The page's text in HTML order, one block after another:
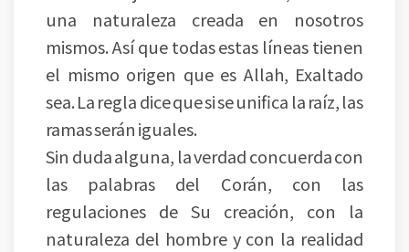
una naturaleza creada en nosotros
mismos. Así que todas estas líneas tienen
el mismo origen que es Allah, Exaltado
sea. La regla dice que si se unifica la raíz, las
ramas serán iguales.
Sin duda alguna, la verdad concuerda con
las palabras del Corán, con las
regulaciones de Su creación, con la
naturaleza del hombre y con la realidad